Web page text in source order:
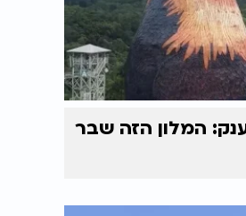
המלון הזה שבר